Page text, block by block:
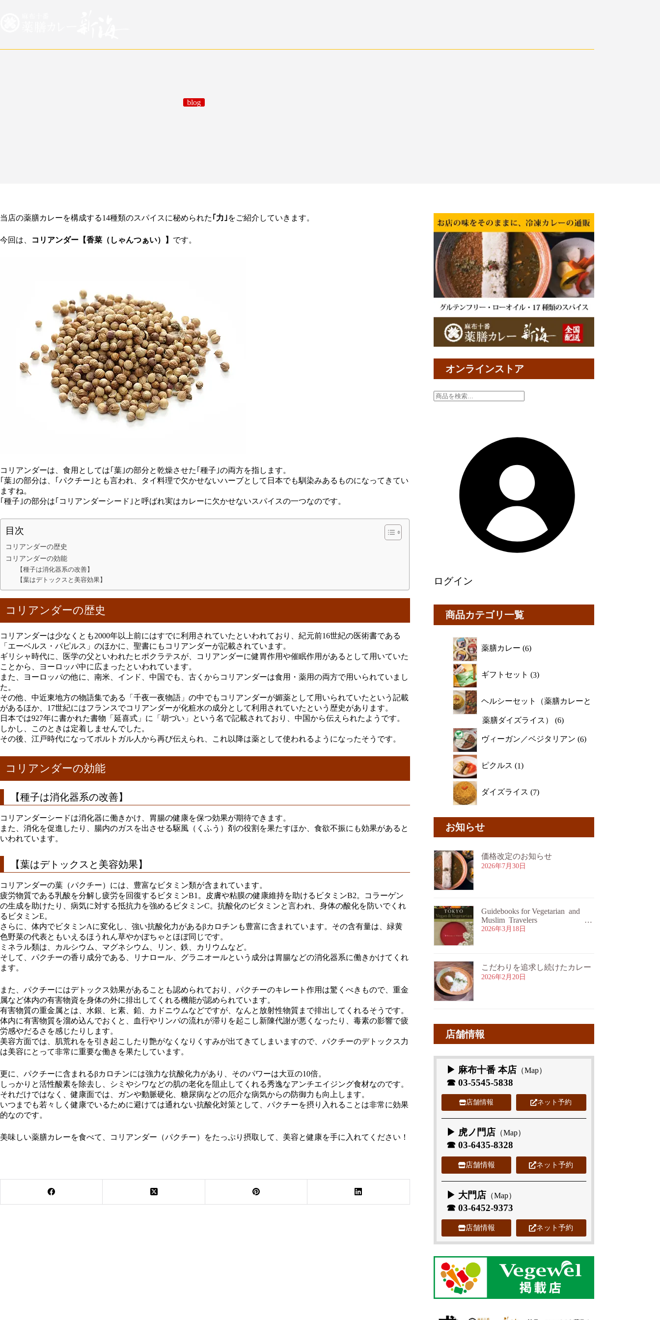
blog
当店の薬膳カレーを構成する14種類のスパイスに秘められた ｢力｣をご紹介していきます。
今回は、 コリアンダー【香菜（しゃんつぁい）】 です。
コリアンダーは、食用としては｢葉｣の部分と乾燥させた｢種子｣の両方を指します。
｢葉｣の部分は、｢パクチー｣とも言われ、タイ料理で欠かせないハーブとして日本でも馴染みあるものになってきてい
ますね。
｢種子｣の部分は｢コリアンダーシード｣と呼ばれ実はカレーに欠かせないスパイスの一つなのです。
目次
コリアンダーの歴史
コリアンダーの効能
【種子は消化器系の改善】
【葉はデトックスと美容効果】
コリアンダーの歴史
コリアンダーは少なくとも2000年以上前にはすでに利用されていたといわれており、紀元前16世紀の医術書である
「エーベルス・パピルス」のほかに、聖書にもコリアンダーが記載されています。
ギリシャ時代に、医学の父といわれたヒポクラテスが、コリアンダーに健胃作用や催眠作用があるとして用いていた
ことから、ヨーロッパ中に広まったといわれています。
また、ヨーロッパの他に、南米、インド、中国でも、古くからコリアンダーは食用・薬用の両方で用いられていまし
た。
その他、中近東地方の物語集である「千夜一夜物語」の中でもコリアンダーが媚薬として用いられていたという記載
があるほか、17世紀にはフランスでコリアンダーが化粧水の成分として利用されていたという歴史があります。
日本では927年に書かれた書物「延喜式」に「胡づい」という名で記載されており、中国から伝えられたようです。
しかし、このときは定着しませんでした。
その後、江戸時代になってポルトガル人から再び伝えられ、これ以降は薬として使われるようになったそうです。
コリアンダーの効能
【種子は消化器系の改善】
コリアンダーシードは消化器に働きかけ、胃腸の健康を保つ効果が期待できます。
また、消化を促進したり、腸内のガスを出させる駆風（くふう）剤の役割を果たすほか、食欲不振にも効果があると
いわれています。
【葉はデトックスと美容効果】
コリアンダーの葉（パクチー）には、豊富なビタミン類が含まれています。
疲労物質である乳酸を分解し疲労を回復するビタミンB1。皮膚や粘膜の健康維持を助けるビタミンB2。コラーゲン
の生成を助けたり、病気に対する抵抗力を強めるビタミンC。抗酸化のビタミンと言われ、身体の酸化を防いでくれ
るビタミンE。
さらに、体内でビタミンAに変化し、強い抗酸化力があるβカロチンも豊富に含まれています。その含有量は、緑黄
色野菜の代表ともいえるほうれん草やかぼちゃとほぼ同じです。
ミネラル類は、カルシウム、マグネシウム、リン、鉄、カリウムなど。
そして、パクチーの香り成分である、リナロール、グラニオールという成分は胃腸などの消化器系に働きかけてくれ
ます。
また、パクチーにはデトックス効果があることも認められており、パクチーのキレート作用は驚くべきもので、重金
属など体内の有害物資を身体の外に排出してくれる機能が認められています。
有害物質の重金属とは、水銀、ヒ素、鉛、カドニウムなどですが、なんと放射性物質まで排出してくれるそうです。
体内に有害物質を溜め込んでおくと、血行やリンパの流れが滞りを起こし新陳代謝が悪くなったり、毒素の影響で疲
労感やだるさを感じたりします。
美容方面では、肌荒れをを引き起こしたり艶がなくなりくすみが出てきてしまいますので、パクチーのデトックス力
は美容にとって非常に重要な働きを果たしています。
更に、パクチーに含まれるβカロチンには強力な抗酸化力があり、そのパワーは大豆の10倍。
しっかりと活性酸素を除去し、シミやシワなどの肌の老化を阻止してくれる秀逸なアンチエイジング食材なのです。
それだけではなく、健康面では、ガンや動脈硬化、糖尿病などの厄介な病気からの防御力も向上します。
いつまでも若々しく健康でいるために避けては通れない抗酸化対策として、パクチーを摂り入れることは非常に効果
的なのです。
美味しい薬膳カレーを食べて、コリアンダー（パクチー）をたっぷり摂取して、美容と健康を手に入れてください！
オンラインストア
ログイン
商品カテゴリ一覧
薬膳カレー 6
ギフトセット 3
ヘルシーセット（薬膳カレーと
薬膳ダイズライス） 6
ヴィーガン／ベジタリアン 6
ピクルス 1
ダイズライス 7
お知らせ
価格改定のお知らせ
2026年7月30日
Guidebooks for Vegetarian and
Muslim Travelers
ムスリム旅行者・ベジタリア
2026年3月18日
こだわりを追求し続けたカレー
2026年2月20日
店舗情報
▶ 麻布十番 本店 （Map）
☎03-5545-5838
店舗情報 ネット予約
▶ 虎ノ門店 （Map）
☎03-6435-8328
店舗情報 ネット予約
▶ 大門店 （Map）
☎03-6452-9373
店舗情報 ネット予約